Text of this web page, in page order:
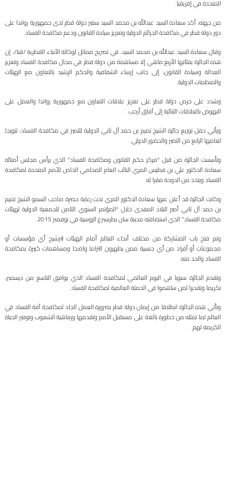
المتحدة في إفريقيا.
من جهته، أكد سعادة السيد عبدالله بن محمد السيد سفير دولة قطر لدى جمهورية رواندا على
دور دولة قطر في مكافحة الجرائم الدولية وتعزيز سيادة القانون ودعم مكافحة الفساد.
وقال سعادة السيد عبدالله بن محمد السيد، في تصريح مماثل لوكالة الأنباء القطرية /قنا/، إن
هذه الجائزة بفئاتها الأربع ماهي إلا مساهمة من دولة قطر في مجال مكافحة الفساد وتعزيز
العدالة وسيادة القانون، إلى جانب إرساء الشفافية والحكم الرشيد بالتعاون مع الهيئات
والمنظمات الدولية.
وشدد على حرص دولة قطر على تعزيز علاقات التعاون مع جمهورية رواندا والعمل على
النهوض بالعلاقات الثنائية إلى آفاق أرحب.
ويأتي حفل توزيع جائزة الشيخ تميم بن حمد آل ثاني الدولية للتميز في مكافحة الفساد، تتويجا
لعامها الرابع من التميز والحضور الدولي.
وتأسست الجائزة من قبل “مركز حكم القانون ومكافحة الفساد” الذي يرأس مجلس أمنائه
سعادة الدكتور علي بن فطيس المري النائب العام المحامي الخاص للأمم المتحدة لمكافحة
الفساد ويتخذ من الدوحة مقرا له.
وكانت الجائزة قد أعلن عنها سعادة الدكتور المري تحت رعاية حضرة صاحب السمو الشيخ تميم
بن حمد آل ثاني أمير البلاد المفدى خلال “المؤتمر السنوي الثامن للجمعية الدولية لهيئات
مكافحة الفساد” الذي استضافته مدينة سان بطرسبرغ الروسية في نوفمبر 2015.
وتم فتح باب المشاركة من مختلف أنحاء العالم أمام الهيئات لترشيح أي مؤسسات أو
مجموعات أو أفراد من أي جنسية ممن يظهرون التزاما واضحا ومساهمات كبيرة بمكافحة
الفساد والحد منه.
وتقدم الجائزة سنويا في اليوم العالمي لمكافحة الفساد الذي يوافق التاسع من ديسمبر،
تكريما وتقديرا لمن ساهموا في الحملة العالمية لمكافحة الفساد.
وتأتي هذه الجائزة انطلاقا من إيمان دولة قطر بضرورة العمل الجاد لمكافحة آفة الفساد في
العالم لما تمثله من خطورة بالغة على مستقبل الأمم وتقدمها ورفاهية الشعوب وتوفير الحياة
الكريمة لهم.